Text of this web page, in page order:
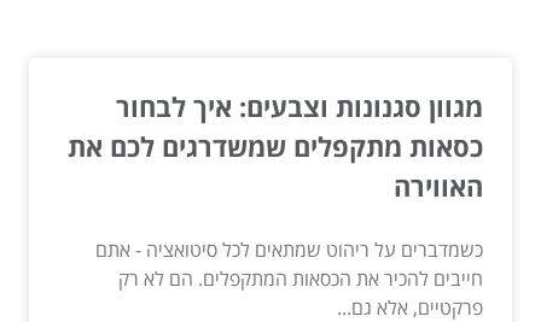
מגוון סגנונות וצבעים: איך לבחור
כסאות מתקפלים שמשדרגים לכם את
האווירה
כשמדברים על ריהוט שמתאים לכל סיטואציה - אתם
חייבים להכיר את הכסאות המתקפלים. הם לא רק
פרקטיים, אלא גם...